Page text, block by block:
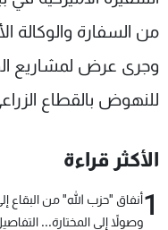
وجرى عرض لمشاريع
للنهوض بالقطاع
الأكثر قراءة
1أنفاق "حزب الله" من البقاع
وصولاً إلى المختارة...
عن MTV
لاعلاناتكم